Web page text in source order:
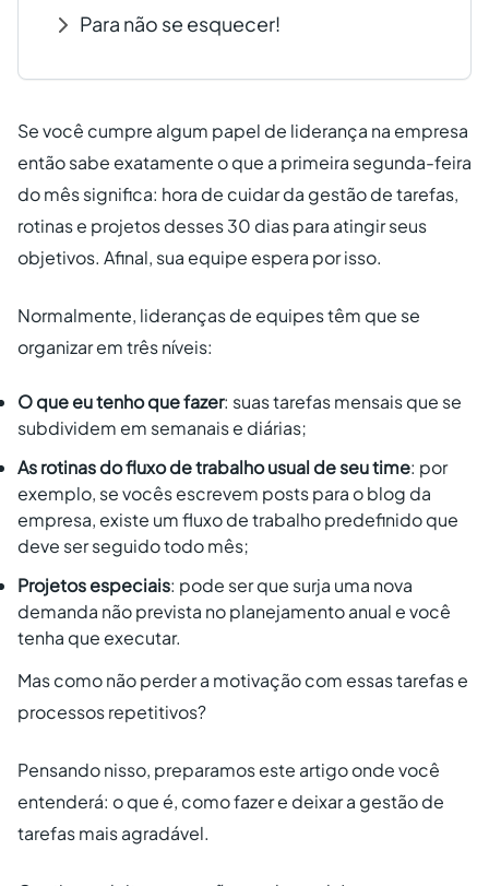
Para não se esquecer!
Se você cumpre algum papel de liderança na empresa
então sabe exatamente o que a primeira segunda-feira
do mês significa: hora de cuidar da gestão de tarefas,
rotinas e projetos desses 30 dias para atingir seus
objetivos. Afinal, sua equipe espera por isso.
Normalmente, lideranças de equipes têm que se
organizar em três níveis:
O que eu tenho que fazer: suas tarefas mensais que se
subdividem em semanais e diárias;
As rotinas do fluxo de trabalho usual de seu time: por
exemplo, se vocês escrevem posts para o blog da
empresa, existe um fluxo de trabalho predefinido que
deve ser seguido todo mês;
Projetos especiais: pode ser que surja uma nova
demanda não prevista no planejamento anual e você
tenha que executar.
Mas como não perder a motivação com essas tarefas e
processos repetitivos?
Pensando nisso, preparamos este artigo onde você
entenderá: o que é, como fazer e deixar a gestão de
tarefas mais agradável.